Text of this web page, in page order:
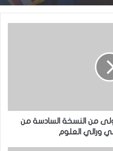
من النسخة السادسة من
ورالي العلوم